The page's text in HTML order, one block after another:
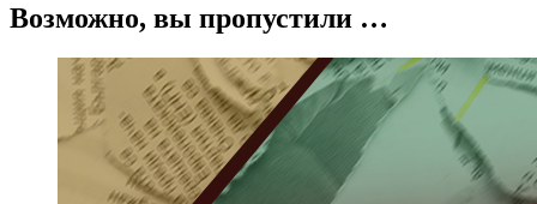
Возможно, вы пропустили …